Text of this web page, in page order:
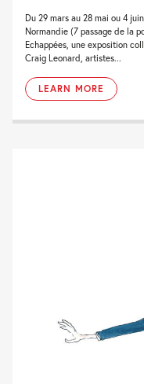
Du 29 mars au 28 mai ou 4
Normandie (7 passage de la
Echappées, une exposition
Craig Leonard, artistes...
LEARN MORE